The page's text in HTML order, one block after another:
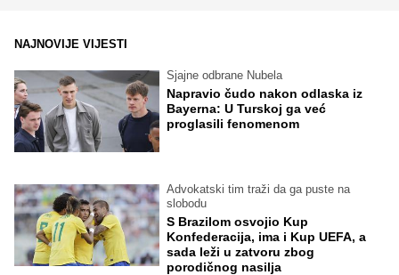
NAJNOVIJE VIJESTI
Sjajne odbrane Nubela
Napravio čudo nakon odlaska iz
Bayerna: U Turskoj ga već
proglasili fenomenom
Advokatski tim traži da ga puste na
slobodu
S Brazilom osvojio Kup
Konfederacija, ima i Kup UEFA, a
sada leži u zatvoru zbog
porodičnog nasilja